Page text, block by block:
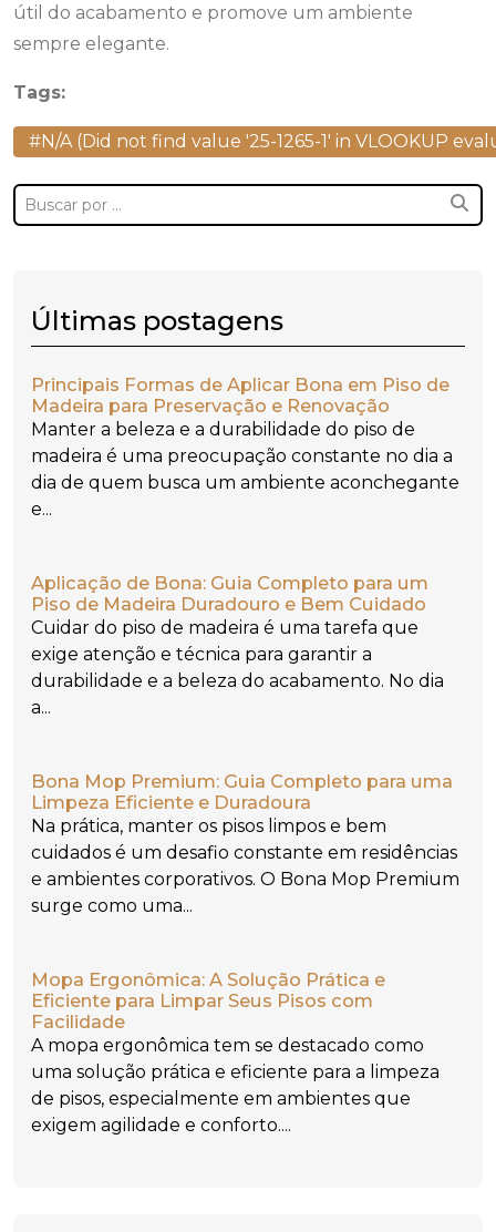
útil do acabamento e promove um ambiente
sempre elegante.
Tags:
#N/A (Did not find value '25-1265-1' in VLOOKUP
Últimas postagens
Principais Formas de Aplicar Bona em Piso de
Madeira para Preservação e Renovação
Manter a beleza e a durabilidade do piso de
madeira é uma preocupação constante no dia a
dia de quem busca um ambiente aconchegante
e...
Aplicação de Bona: Guia Completo para um
Piso de Madeira Duradouro e Bem Cuidado
Cuidar do piso de madeira é uma tarefa que
exige atenção e técnica para garantir a
durabilidade e a beleza do acabamento. No dia
a...
Bona Mop Premium: Guia Completo para uma
Limpeza Eficiente e Duradoura
Na prática, manter os pisos limpos e bem
cuidados é um desafio constante em residências
e ambientes corporativos. O Bona Mop Premium
surge como uma...
Mopa Ergonômica: A Solução Prática e
Eficiente para Limpar Seus Pisos com
Facilidade
A mopa ergonômica tem se destacado como
uma solução prática e eficiente para a limpeza
de pisos, especialmente em ambientes que
exigem agilidade e conforto....